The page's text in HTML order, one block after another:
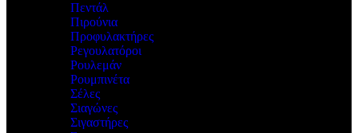
Πεντάλ
Πιρούνια
Προφυλακτήρες
Ρεγουλατόροι
Ρουλεμάν
Ρουμπινέτα
Σέλες
Σιαγώνες
Σιγαστήρες